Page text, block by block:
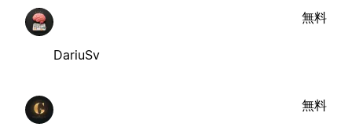
DariuSv
無料
無料